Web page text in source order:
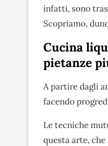
infatti, sono
Scopriamo,
Cucina
pietanze
A partire dagli
facendo
Le tecniche
questa arte,